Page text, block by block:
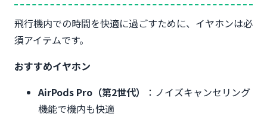
飛行機内での時間を快適に過ごすために、イヤホンは必
須アイテムです。
おすすめイヤホン
AirPods Pro（第2世代）
：ノイズキャンセリング
機能で機内も快適